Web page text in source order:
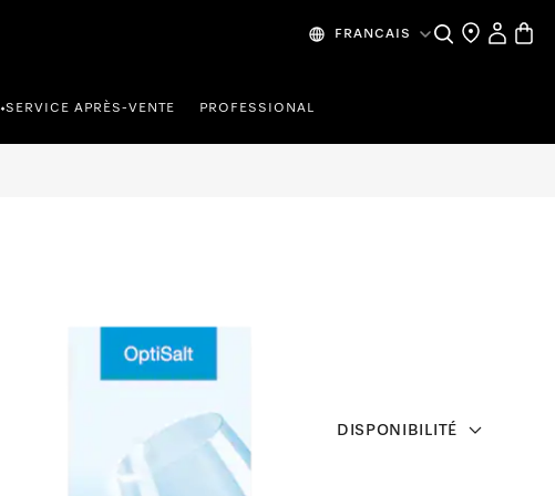
FRANCAIS Recherche
MesPanier
•SERVICE APRÈS-VENTE PROFESSIONAL
DISPONIBILITÉ